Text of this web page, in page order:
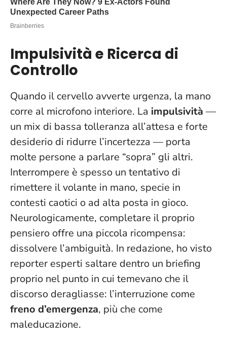
Impulsività e Ricerca di
Controllo
Quando il cervello avverte urgenza, la mano
corre al microfono interiore. La impulsività —
un mix di bassa tolleranza all’attesa e forte
desiderio di ridurre l’incertezza — porta
molte persone a parlare “sopra” gli altri.
Interrompere è spesso un tentativo di
rimettere il volante in mano, specie in
contesti caotici o ad alta posta in gioco.
Neurologicamente, completare il proprio
pensiero offre una piccola ricompensa:
dissolvere l’ambiguità. In redazione, ho visto
reporter esperti saltare dentro un briefing
proprio nel punto in cui temevano che il
discorso deragliasse: l’interruzione come
freno d’emergenza, più che come
maleducazione.